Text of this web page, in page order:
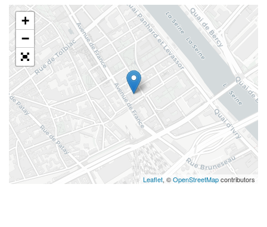
+
−
Leaflet, ©OpenStreetMapcontributors